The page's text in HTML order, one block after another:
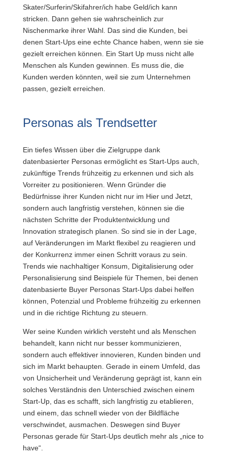
Skater/Surferin/Skifahrer/ich habe Geld/ich kann
stricken. Dann gehen sie wahrscheinlich zur
Nischenmarke ihrer Wahl. Das sind die Kunden, bei
denen Start-Ups eine echte Chance haben, wenn sie sie
gezielt erreichen können. Ein Start Up muss nicht alle
Menschen als Kunden gewinnen. Es muss die, die
Kunden werden könnten, weil sie zum Unternehmen
passen, gezielt erreichen.
Personas als Trendsetter
Ein tiefes Wissen über die Zielgruppe dank
datenbasierter Personas ermöglicht es Start-Ups auch,
zukünftige Trends frühzeitig zu erkennen und sich als
Vorreiter zu positionieren. Wenn Gründer die
Bedürfnisse ihrer Kunden nicht nur im Hier und Jetzt,
sondern auch langfristig verstehen, können sie die
nächsten Schritte der Produktentwicklung und
Innovation strategisch planen. So sind sie in der Lage,
auf Veränderungen im Markt flexibel zu reagieren und
der Konkurrenz immer einen Schritt voraus zu sein.
Trends wie nachhaltiger Konsum, Digitalisierung oder
Personalisierung sind Beispiele für Themen, bei denen
datenbasierte Buyer Personas Start-Ups dabei helfen
können, Potenzial und Probleme frühzeitig zu erkennen
und in die richtige Richtung zu steuern.
Wer seine Kunden wirklich versteht und als Menschen
behandelt, kann nicht nur besser kommunizieren,
sondern auch effektiver innovieren, Kunden binden und
sich im Markt behaupten. Gerade in einem Umfeld, das
von Unsicherheit und Veränderung geprägt ist, kann ein
solches Verständnis den Unterschied zwischen einem
Start-Up, das es schafft, sich langfristig zu etablieren,
und einem, das schnell wieder von der Bildfläche
verschwindet, ausmachen. Deswegen sind Buyer
Personas gerade für Start-Ups deutlich mehr als „nice to
have“.